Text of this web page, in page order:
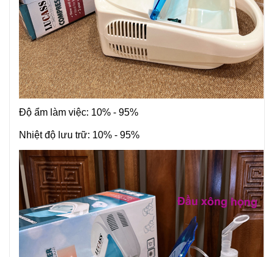
Độ ẩm làm việc: 10% - 95%
Nhiệt độ lưu trữ: 10% - 95%